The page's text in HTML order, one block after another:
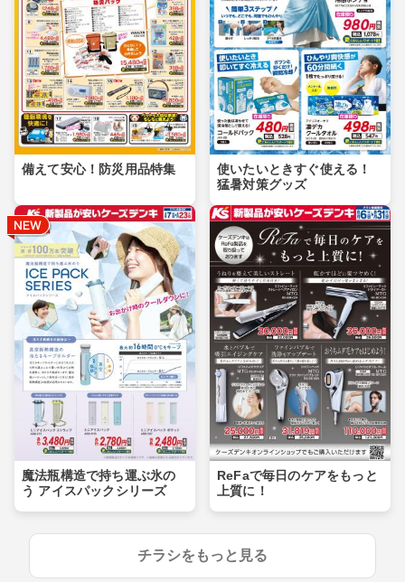
備えて安心！防災用品特集
使いたいときすぐ使える！
猛暑対策グッズ
魔法瓶構造で持ち運ぶ氷の
う アイスパックシリーズ
ReFaで毎日のケアをもっと
上質に！
チラシをもっと見る